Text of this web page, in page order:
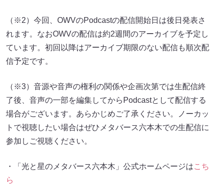
（※2）今回、OWVのPodcastの配信開始日は後日発表さ
れます。なおOWVの配信は約2週間のアーカイブを予定し
ています。初回以降はアーカイブ期限のない配信も順次配
信予定です。
（※3）音源や音声の権利の関係や企画次第では生配信終
了後、音声の一部を編集してからPodcastとして配信する
場合がございます。あらかじめご了承ください。ノーカッ
トで視聴したい場合はぜひメタバース六本木での生配信に
参加しご視聴ください。
・「光と星のメタバース六本木」公式ホームページはこち
ら